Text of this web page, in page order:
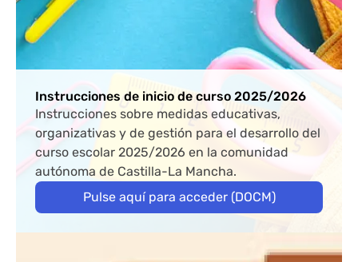
Instrucciones de inicio de curso 2025/2026
Instrucciones sobre medidas educativas,
organizativas y de gestión para el desarrollo del
curso escolar 2025/2026 en la comunidad
autónoma de Castilla-La Mancha.
Pulse aquí para acceder (DOCM)